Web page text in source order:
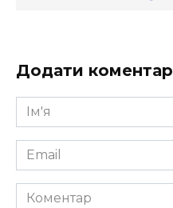
Додати коментар
Ім'я
*
Email
*
Коментар